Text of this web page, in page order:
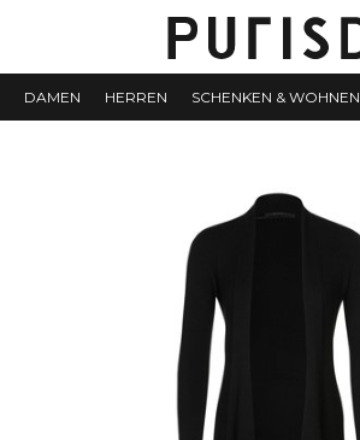
DAMEN HERREN SCHENKEN & WOHNEN